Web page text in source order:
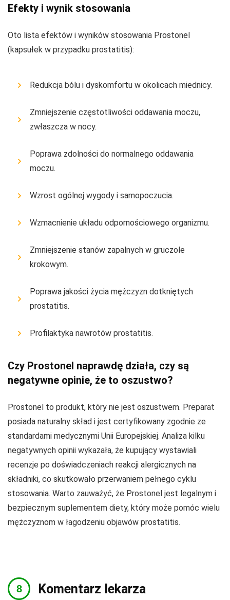
Efekty i wynik stosowania
Oto lista efektów i wyników stosowania Prostonel
(kapsułek w przypadku prostatitis):
Redukcja bólu i dyskomfortu w okolicach miednicy.
Zmniejszenie częstotliwości oddawania moczu,
zwłaszcza w nocy.
Poprawa zdolności do normalnego oddawania
moczu.
Wzrost ogólnej wygody i samopoczucia.
Wzmacnienie układu odpornościowego organizmu.
Zmniejszenie stanów zapalnych w gruczole
krokowym.
Poprawa jakości życia mężczyzn dotkniętych
prostatitis.
Profilaktyka nawrotów prostatitis.
Czy Prostonel naprawdę działa, czy są
negatywne opinie, że to oszustwo?
Prostonel to produkt, który nie jest oszustwem. Preparat
posiada naturalny skład i jest certyfikowany zgodnie ze
standardami medycznymi Unii Europejskiej. Analiza kilku
negatywnych opinii wykazała, że kupujący wystawiali
recenzje po doświadczeniach reakcji alergicznych na
składniki, co skutkowało przerwaniem pełnego cyklu
stosowania. Warto zauważyć, że Prostonel jest legalnym i
bezpiecznym suplementem diety, który może pomóc wielu
mężczyznom w łagodzeniu objawów prostatitis.
Komentarz lekarza